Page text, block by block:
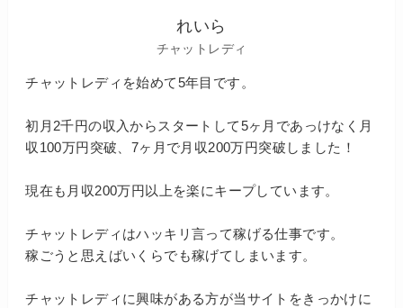
れいら
チャットレディ
チャットレディを始めて5年目です。
初月2千円の収入からスタートして5ヶ月であっけなく月
収100万円突破、7ヶ月で月収200万円突破しました！
現在も月収200万円以上を楽にキープしています。
チャットレディはハッキリ言って稼げる仕事です。
稼ごうと思えばいくらでも稼げてしまいます。
チャットレディに興味がある方が当サイトをきっかけに